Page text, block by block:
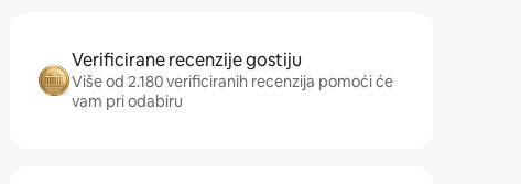
Verificirane recenzije gostiju
Više od 2.180 verificiranih recenzija pomoći će
vam pri odabiru